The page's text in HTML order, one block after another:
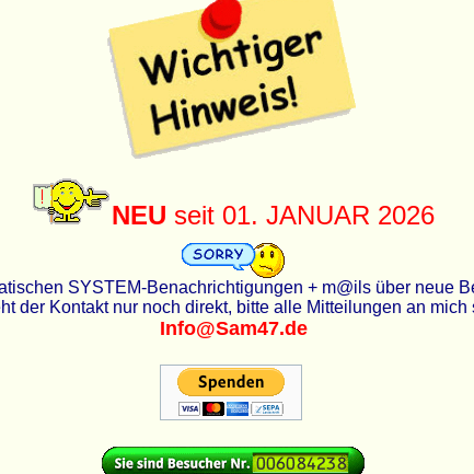
NEU seit 01. JANUAR 2026
SYSTEM-Benachrichtigungen + m@ils über neue
der Kontakt nur noch direkt, bitte alle Mitteilungen an mich
Info@Sam47.de